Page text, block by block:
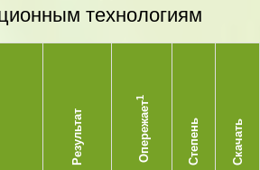
технологиям
Результат Опережает
1
Степень Скачать